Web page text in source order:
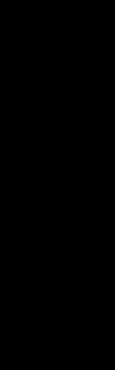
Weiß
Werkstätten
(Leitung), Jens
Anette Forkert,
Kai-Evert Kriege,
Schulze, Thomas
Berlin
Messebauten,
Berg –
(Leitung),
Hipp, Crawford
(Referententeam)
Schenk
(Autoren